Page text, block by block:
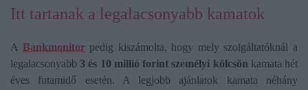
Itt tartanak a legalacsonyabb kamatok
A Bankmonitorpedig kiszámolta, hogy mely szolgáltatóknál a
legalacsonyabb 3 és 10 millió forint személyi kölcsön kamata hét
éves futamidő esetén. A legjobb ajánlatok kamata néhány